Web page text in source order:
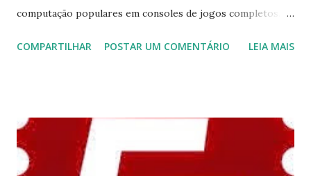
computação populares em consoles de jogos completos.
versão nova e atualizada do Lakka. Mudanças desde a
Configurações, Latência e também via Menu rápido -
Configurações avançadas devem estar habilitadas para
acessar esta opção); núcleos atualizados para suas versões
COMPARTILHAR POSTAR UM COMENTÁRIO LEIA MAIS